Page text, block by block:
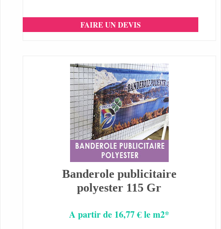
FAIRE UN DEVIS
Banderole publicitaire
polyester 115 Gr
A partir de 16,77 € le m2*